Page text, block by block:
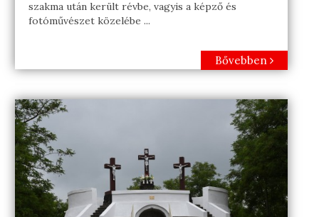
szakma után került révbe, vagyis a képző és
fotóművészet közelébe ...
Bővebben